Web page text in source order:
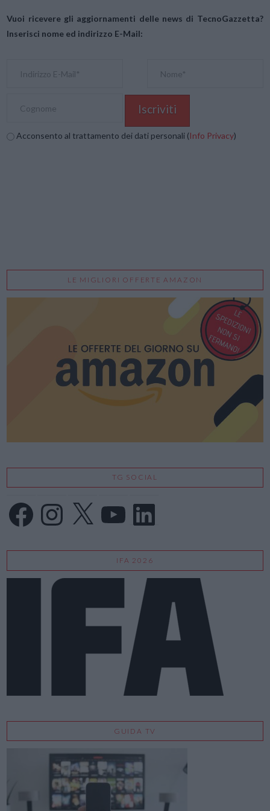
Vuoi ricevere gli aggiornamenti delle news di TecnoGazzetta?
Inserisci nome ed indirizzo E-Mail:
Acconsento al trattamento dei dati personali (Info Privacy)
LE MIGLIORI OFFERTE AMAZON
TG SOCIAL
FacebookInstagram
X LinkedIn
IFA 2026
GUIDA TV